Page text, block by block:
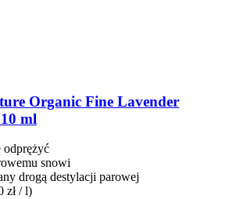
Organic Fine Lavender
ml
odprężyć
snowi
drogą destylacji parowej
zł / l)